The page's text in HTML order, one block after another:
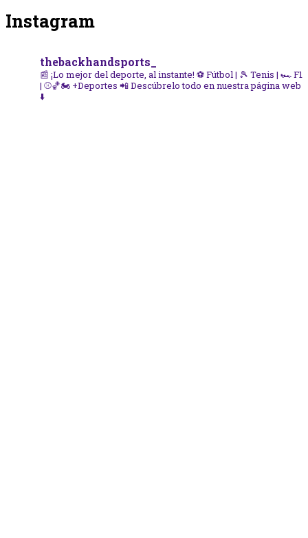
Instagram
thebackhandsports_
📰 ¡Lo mejor del deporte, al instante! ⚽ Fútbol | 🎾 Tenis | 🏎️ F1
| ⚾🏀🏍️ +Deportes 📲 Descúbrelo todo en nuestra página web
⬇️